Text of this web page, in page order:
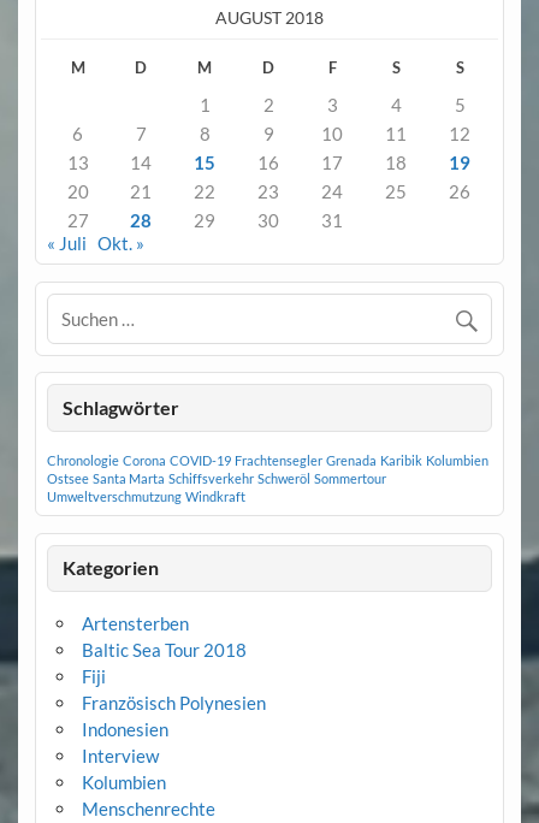
AUGUST 2018
M D M D F S S
1 2 3 4
5
6
7 8 9 10 11
12
13
14 15 16 17 18
19
20
21 22 23 24 25
26
27
28 29 30
31
« Juli Okt. »
Schlagwörter
Chronologie Corona COVID-19 Frachtensegler Grenada Karibik Kolumbien
Ostsee Santa Marta Schiffsverkehr Schweröl Sommertour
Umweltverschmutzung Windkraft
Kategorien
Artensterben
Baltic Sea Tour 2018
Fiji
Französisch Polynesien
Indonesien
Interview
Kolumbien
Menschenrechte